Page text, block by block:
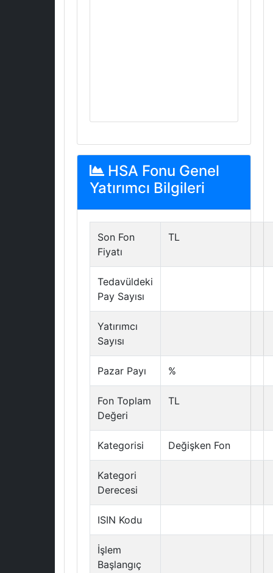
HSA Fonu Genel
Yatırımcı Bilgileri
Son Fon
Fiyatı
TL
Tedavüldeki
Pay Sayısı
Yatırımcı
Sayısı
Pazar Payı %
Fon Toplam
Değeri
TL
Kategorisi Değişken Fon
Kategori
Derecesi
ISIN Kodu
İşlem
Başlangıç